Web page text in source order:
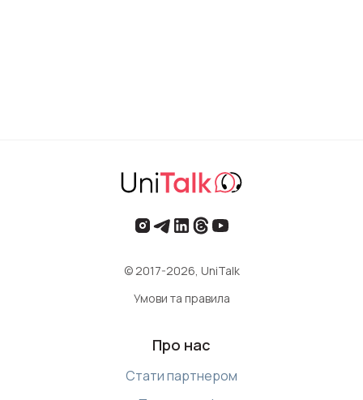
© 2017-2026, UniTalk
Умови та правила
Про нас
Стати партнером